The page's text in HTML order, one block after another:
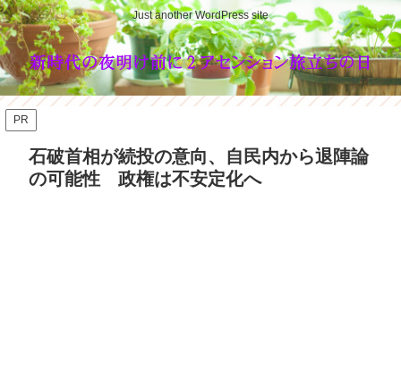
Just another WordPress site
PR
石破首相が続投の意向、自民内から退陣論
の可能性 政権は不安定化へ